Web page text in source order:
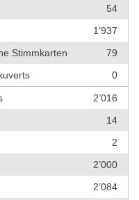
54
1’937
Stimmkarten
79
0
2’016
14
2
2’000
2’084